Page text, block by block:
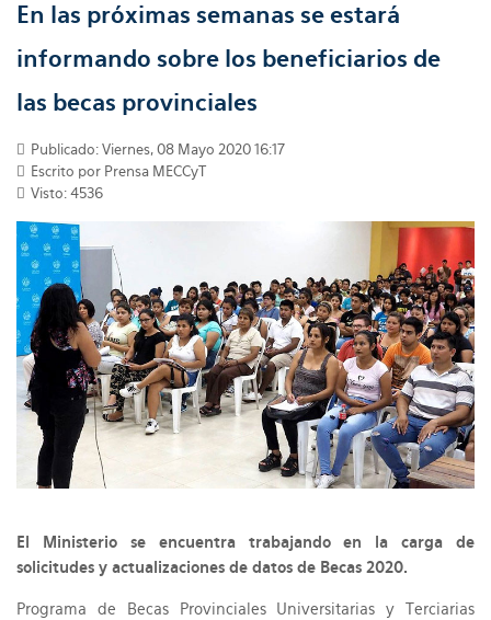
En las próximas semanas se estará
informando sobre los beneficiarios de
las becas provinciales
Publicado: Viernes, 08 Mayo 2020 16:17
Escrito por Prensa MECCyT
Visto: 4536
El Ministerio se encuentra trabajando en la carga de
solicitudes y actualizaciones de datos de Becas 2020.
Programa de Becas Provinciales Universitarias y Terciarias